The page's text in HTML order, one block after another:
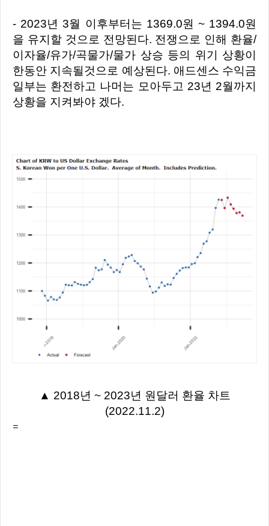
- 2023년 3월 이후부터는 1369.0원 ~ 1394.0원
을 유지할 것으로 전망된다. 전쟁으로 인해 환율/
이자율/유가/곡물가/물가 상승 등의 위기 상황이
한동안 지속될것으로 예상된다. 애드센스 수익금
일부는 환전하고 나머는 모아두고 23년 2월까지
상황을 지켜봐야 겠다.
▲ 2018년 ~ 2023년 원달러 환율 차트
(2022.11.2)
=